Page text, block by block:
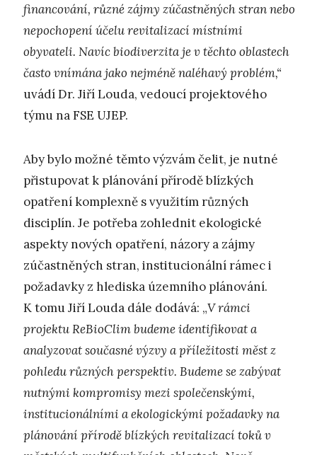
financování, různé zájmy zúčastněných stran nebo
nepochopení účelu revitalizací místními
obyvateli. Navíc biodiverzita je v těchto oblastech
často vnímána jako nejméně naléhavý problém,“
uvádí Dr. Jiří Louda, vedoucí projektového
týmu na FSE UJEP.
Aby bylo možné těmto výzvám čelit, je nutné
přistupovat k plánování přírodě blízkých
opatření komplexně s využitím různých
disciplín. Je potřeba zohlednit ekologické
aspekty nových opatření, názory a zájmy
zúčastněných stran, institucionální rámec i
požadavky z hlediska územního plánování.
K tomu Jiří Louda dále dodává: „V rámci
projektu ReBioClim budeme identifikovat a
analyzovat současné výzvy a příležitosti měst z
pohledu různých perspektiv. Budeme se zabývat
nutnými kompromisy mezi společenskými,
institucionálními a ekologickými požadavky na
plánování přírodě blízkých revitalizací toků v